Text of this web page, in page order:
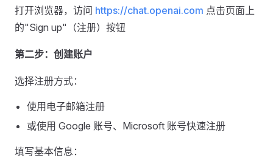
打开浏览器，访问 https://chat.openai.com 点击页面上
的"Sign up"（注册）按钮
第二步：创建账户
选择注册方式：
使用电子邮箱注册
或使用 Google 账号、Microsoft 账号快速注册
填写基本信息：